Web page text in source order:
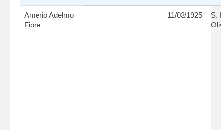
Amerio Adelmo
Fiore
11/03/1925
S.